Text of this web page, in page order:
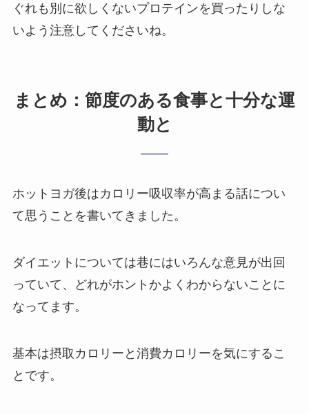
ぐれも別に欲しくないプロテインを買ったりしな
いよう注意してくださいね。
まとめ：節度のある食事と十分な運
動と
ホットヨガ後はカロリー吸収率が高まる話につい
て思うことを書いてきました。
ダイエットについては巷にはいろんな意見が出回
っていて、どれがホントかよくわからないことに
なってます。
基本は摂取カロリーと消費カロリーを気にするこ
とです。